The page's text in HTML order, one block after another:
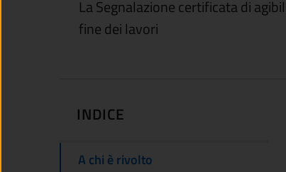
La Segnalazione certificata di
fine dei lavori
INDICE
A chi è rivolto